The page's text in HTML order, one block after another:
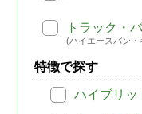
トラック・
(ハイエースバン・
特徴で探す
ハイブリッ